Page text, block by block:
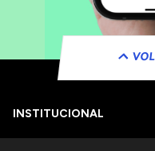
INSTITUCIONAL